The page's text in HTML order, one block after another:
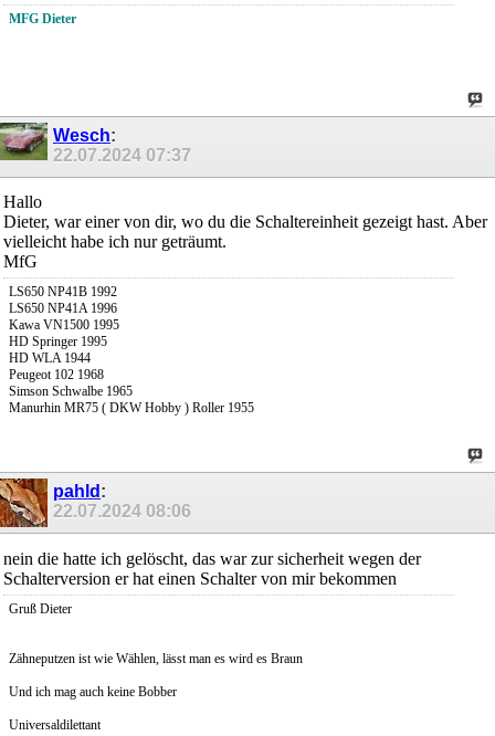
MFG Dieter
Wesch:
22.07.2024 07:37
Hallo
Dieter, war einer von dir, wo du die Schaltereinheit gezeigt hast. Aber
vielleicht habe ich nur geträumt.
MfG
LS650 NP41B 1992
LS650 NP41A 1996
Kawa VN1500 1995
HD Springer 1995
HD WLA 1944
Peugeot 102 1968
Simson Schwalbe 1965
Manurhin MR75 ( DKW Hobby ) Roller 1955
pahld :
22.07.2024 08:06
nein die hatte ich gelöscht, das war zur sicherheit wegen der
Schalterversion er hat einen Schalter von mir bekommen
Gruß Dieter
Zähneputzen ist wie Wählen, lässt man es wird es Braun
Und ich mag auch keine Bobber
Universaldilettant